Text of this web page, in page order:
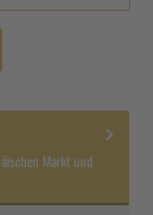
Markt und